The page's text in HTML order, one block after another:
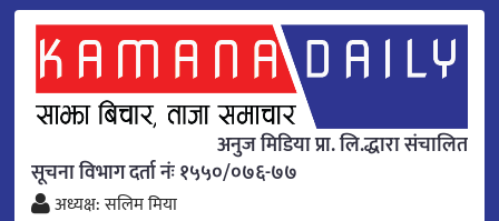
अनुज मिडिया प्रा. लि.द्धारा संचालित
सूचना विभाग दर्ता नंः १५५०/०७६-७७
अध्यक्ष: सलिम मिया